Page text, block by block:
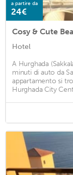
a partire da
24€
Hotel
A Hurghada
minuti di auto da
appartamento si
Hurghada City